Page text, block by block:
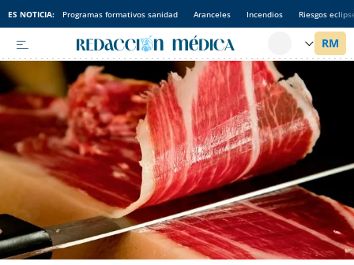
ES NOTICIA: Programas formativos sanidad Aranceles Incendios Riesgos